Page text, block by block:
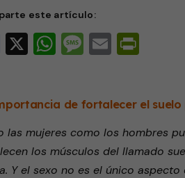
este artículo:
Facebook
X WhatsApp
Message
Email
de fortalecer el suelo
las mujeres como los hombres
los músculos del llamado
Y el sexo no es el único